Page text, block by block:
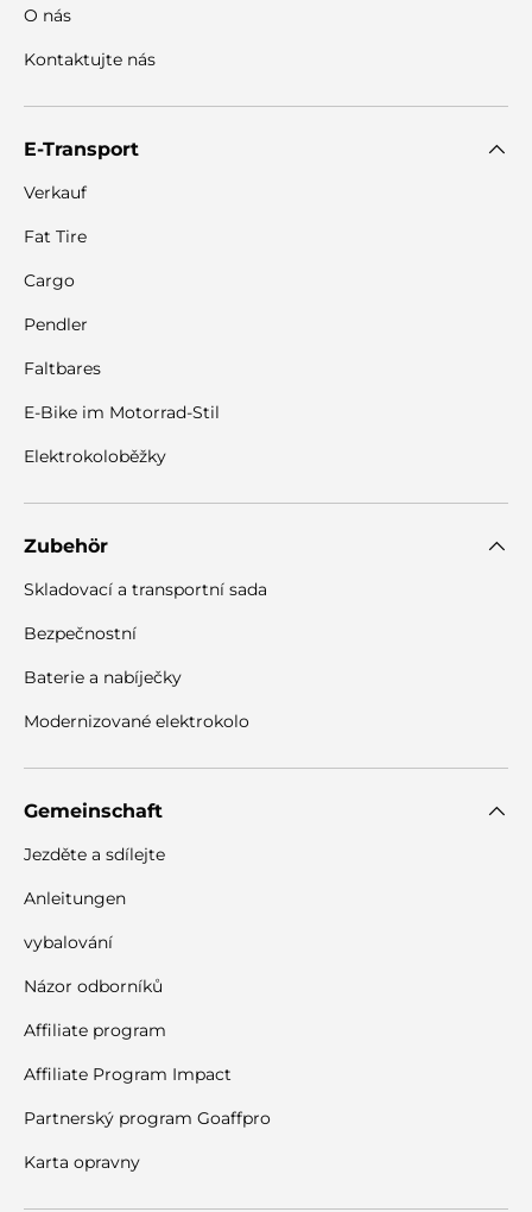
O nás
Kontaktujte nás
E-Transport
Verkauf
Fat Tire
Cargo
Pendler
Faltbares
E-Bike im Motorrad-Stil
Elektrokoloběžky
Zubehör
Skladovací a transportní sada
Bezpečnostní
Baterie a nabíječky
Modernizované elektrokolo
Gemeinschaft
Jezděte a sdílejte
Anleitungen
vybalování
Názor odborníků
Affiliate program
Affiliate Program Impact
Partnerský program Goaffpro
Karta opravny